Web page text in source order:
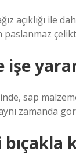
açıklığı
paslanmaz
işe
sap
zamanda